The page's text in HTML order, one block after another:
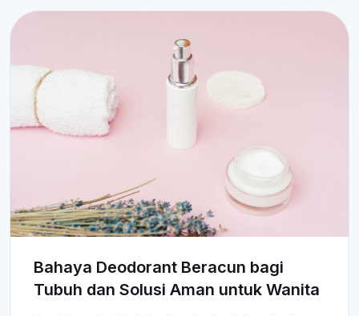
Bahaya Deodorant Beracun bagi
Tubuh dan Solusi Aman untuk Wanita